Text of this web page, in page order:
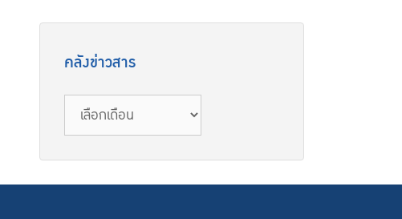
คลังข่าวสาร